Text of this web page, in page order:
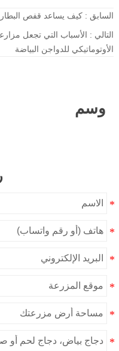
السابق : كيف يساعد قفص
التالي : الأسباب التي تجعل
الأوتوماتيكي للدواجن البياضة
وسم